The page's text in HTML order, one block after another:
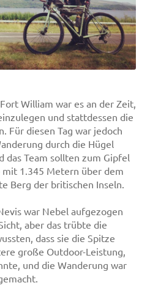
William war es an der Zeit,
und stattdessen die
Für diesen Tag war jedoch
durch die Hügel
das Team sollten zum Gipfel
mit 1.345 Metern über dem
Berg der britischen Inseln.
war Nebel aufgezogen
aber das trübte die
dass sie die Spitze
große Outdoor-Leistung,
und die Wanderung war